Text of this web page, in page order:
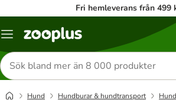
Fri hemleverans från 499
Katalogmeny
Sök
efter
produkter
Hund Hundburar & hundtransport